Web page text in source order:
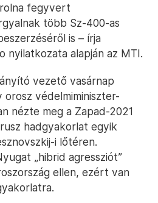
fegyvert
több Sz-400-as
is – írja
nyilatkozata alapján az MTI.
vezető vasárnap
védelmiminiszter-
nézte meg a Zapad-2021
hadgyakorlat egyik
i lőtéren.
„hibrid agressziót”
ellen, ezért van